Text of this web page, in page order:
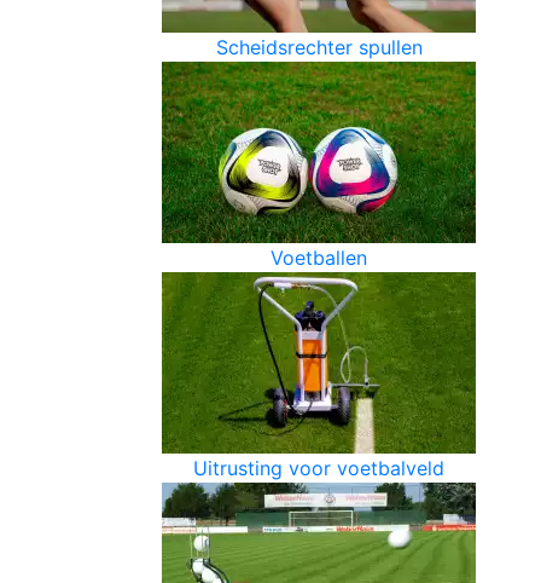
Scheidsrechter spullen
Voetballen
Uitrusting voor voetbalveld